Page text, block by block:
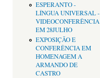
ESPERANTO -
LÍNGUA UNIVERSAL -
VIDEOCONFERÊNCIA
EM 28JULHO
EXPOSIÇÃO E
CONFERÊNCIA EM
HOMENAGEM A
ARMANDO DE
CASTRO